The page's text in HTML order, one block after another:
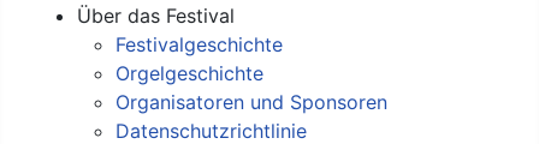
Über das Festival
Festivalgeschichte
Orgelgeschichte
Organisatoren und Sponsoren
Datenschutzrichtlinie